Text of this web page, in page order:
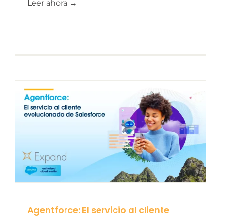
Leer ahora →
Agentforce: El servicio al cliente